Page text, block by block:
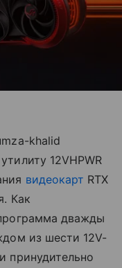
khalid
12VHPWR
видеокарт RTX
Как
дважды
из шести 12V-
принудительно